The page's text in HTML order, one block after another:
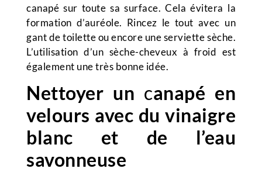
canapé sur toute sa surface. Cela évitera la
formation d’auréole. Rincez le tout avec un
gant de toilette ou encore une serviette sèche.
L’utilisation d’un sèche-cheveux à froid est
également une très bonne idée.
Nettoyer un canapé en
velours avec du vinaigre
blanc et de l’eau
savonneuse